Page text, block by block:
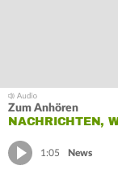
Zum Anhören
NACHRICHTEN,
1:05 News